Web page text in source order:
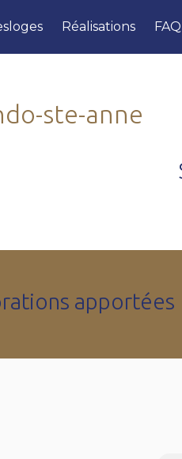
Réalisations FAQ
ste-anne
apportées